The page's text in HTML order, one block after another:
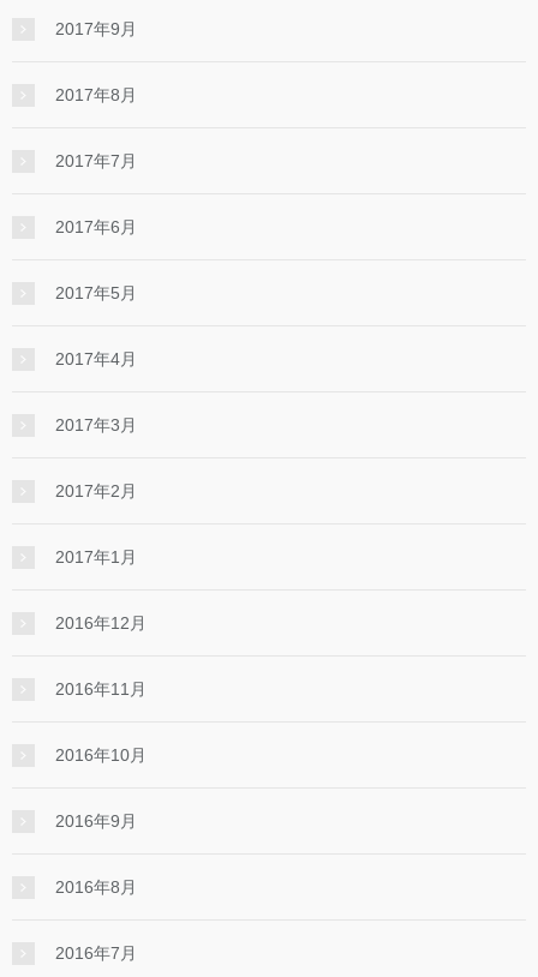
2017年9月
2017年8月
2017年7月
2017年6月
2017年5月
2017年4月
2017年3月
2017年2月
2017年1月
2016年12月
2016年11月
2016年10月
2016年9月
2016年8月
2016年7月